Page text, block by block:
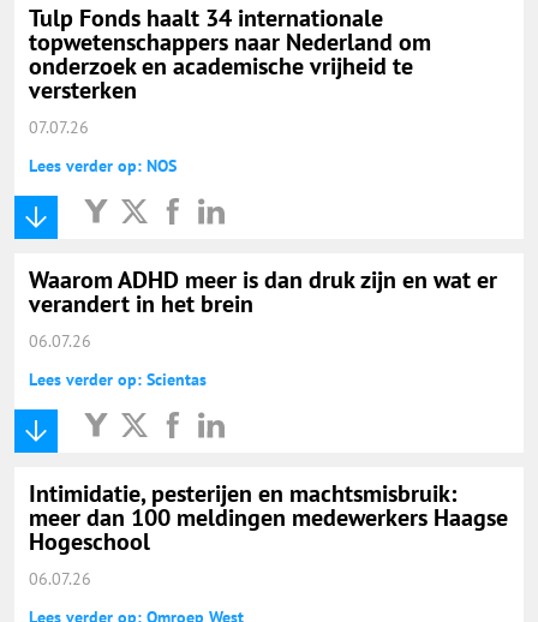
Tulp Fonds haalt 34 internationale
topwetenschappers naar Nederland om
onderzoek en academische vrijheid te
versterken
07.07.26
Lees verder op: NOS
Waarom ADHD meer is dan druk zijn en wat er
verandert in het brein
06.07.26
Lees verder op: Scientas
Intimidatie, pesterijen en machtsmisbruik:
meer dan 100 meldingen medewerkers Haagse
Hogeschool
06.07.26
Lees verder op: Omroep West